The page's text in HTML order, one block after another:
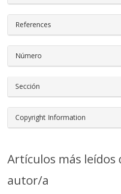
References
Número
Sección
Copyright Information
Artículos más leídos
autor/a